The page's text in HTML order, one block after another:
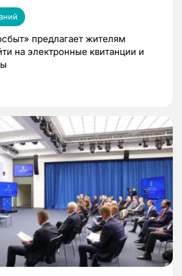
предлагает жителям
на электронные квитанции и